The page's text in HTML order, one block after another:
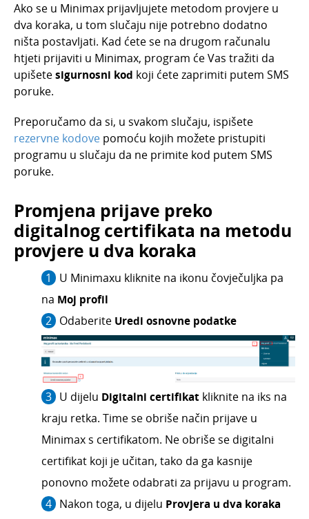
Ako se u Minimax prijavljujete metodom provjere u
dva koraka, u tom slučaju nije potrebno dodatno
ništa postavljati. Kad ćete se na drugom računalu
htjeti prijaviti u Minimax, program će Vas tražiti da
upišetesigurnosni kod koji ćete zaprimiti putem SMS
poruke.
Preporučamo da si, u svakom slučaju, ispišete
rezervne kodove pomoću kojih možete pristupiti
programu u slučaju da ne primite kod putem SMS
poruke.
Promjena prijave preko
digitalnog certifikata na metodu
provjere u dva koraka
U Minimaxu kliknite na ikonu čovječuljka pa
na Moj profil
Odaberite Uredi osnovne podatke
U dijelu Digitalni certifikat kliknite na iks na
kraju retka. Time se obriše način prijave u
Minimax s certifikatom. Ne obriše se digitalni
certifikat koji je učitan, tako da ga kasnije
ponovno možete odabrati za prijavu u program.
Nakon toga, u dijelu Provjera u dva koraka